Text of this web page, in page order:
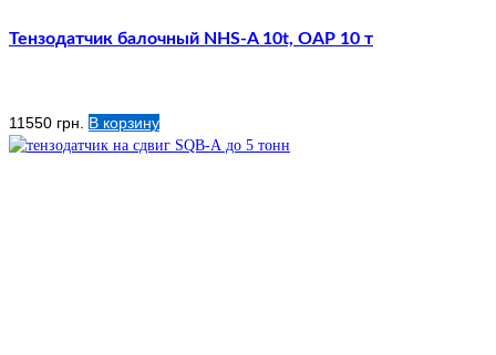
Тензодатчик балочный NHS-A 10t, OAP 10 т
11550 грн. В корзину